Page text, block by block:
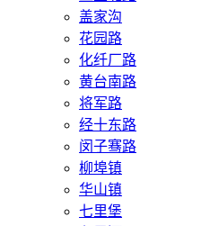
盖家沟
花园路
化纤厂路
黄台南路
将军路
经十东路
闵子骞路
柳埠镇
华山镇
七里堡